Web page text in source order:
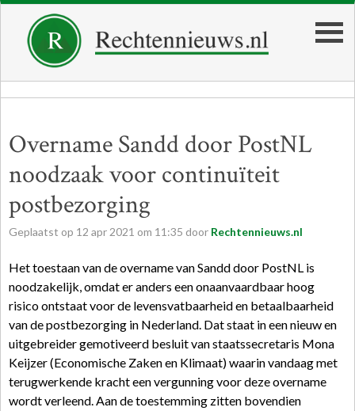
Overname Sandd door PostNL
noodzaak voor continuïteit
postbezorging
Geplaatst op 12 apr 2021 om 11:35 door Rechtennieuws.nl
Het toestaan van de overname van Sandd door PostNL is
noodzakelijk, omdat er anders een onaanvaardbaar hoog
risico ontstaat voor de levensvatbaarheid en betaalbaarheid
van de postbezorging in Nederland. Dat staat in een nieuw en
uitgebreider gemotiveerd besluit van staatssecretaris Mona
Keijzer (Economische Zaken en Klimaat) waarin vandaag met
terugwerkende kracht een vergunning voor deze overname
wordt verleend. Aan de toestemming zitten bovendien